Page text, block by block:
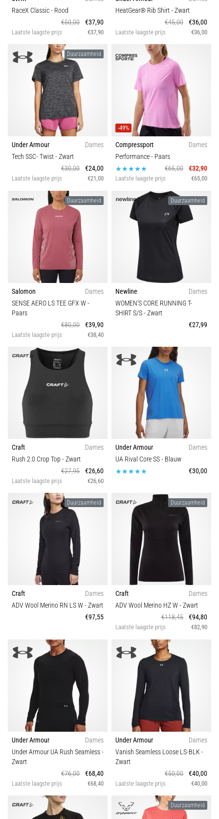
RaceX Classic- Rood
€50,00
€37,90
Laatste laagste prijs €37,90
HeatGear® Rib Shirt- Zwart
€45,00
€36,00
Laatste laagste prijs €36,00
Duurzaamheid
Under Armour
Dames
Tech SSC- Twist- Zwart
€30,00
€24,00
Laatste laagste prijs €21,00
-49%
Compressport
Dames
Performance- Paars
€65,00
€32,90
Laatste laagste prijs €65,00
Duurzaamheid
Salomon
Dames
SENSE AERO LS TEE GFX W-
Paars
€80,00
€39,90
Laatste laagste prijs €38,40
Duurzaamheid
Newline
Dames
WOMEN'S CORE RUNNING T-
SHIRT S/S- Zwart
€27,99
Craft
Dames
Rush 2.0 Crop Top - Zwart
€27,95
€26,60
Laatste laagste prijs €26,60
Under Armour
Dames
UA Rival Core SS- Blauw
€30,00
Duurzaamheid
Craft
Dames
ADV Wool Merino RN LS W- Zwart
€97,55
Duurzaamheid
Craft
Dames
ADV Wool Merino HZ W- Zwart
€118,45
€94,80
Laatste laagste prijs €82,90
Under Armour
Dames
Under Armour UA Rush Seamless-
Zwart
€76,00
€68,40
Laatste laagste prijs €68,40
Under Armour
Dames
Vanish Seamless Loose LS-BLK-
Zwart
€50,00
€40,00
Laatste laagste prijs €40,00
Duurzaamheid